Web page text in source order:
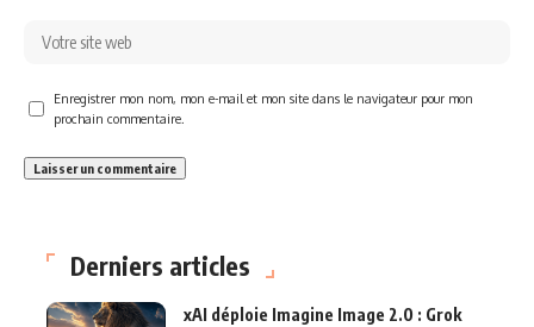
Enregistrer mon nom, mon e-mail et mon site dans le navigateur pour mon
prochain commentaire.
Derniers articles
xAI déploie Imagine Image 2.0 : Grok